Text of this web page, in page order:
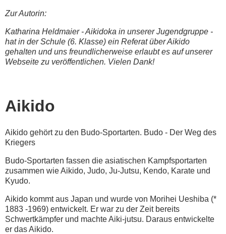
Zur Autorin:
Katharina Heldmaier - Aikidoka in unserer Jugendgruppe -
hat in der Schule (6. Klasse) ein Referat über Aikido
gehalten und uns freundlicherweise erlaubt es auf unserer
Webseite zu veröffentlichen. Vielen Dank!
Aikido
Aikido gehört zu den Budo-Sportarten. Budo - Der Weg des
Kriegers
Budo-Sportarten fassen die asiatischen Kampfsportarten
zusammen wie Aikido, Judo, Ju-Jutsu, Kendo, Karate und
Kyudo.
Aikido kommt aus Japan und wurde von Morihei Ueshiba (*
1883 -1969) entwickelt. Er war zu der Zeit bereits
Schwertkämpfer und machte Aiki-jutsu. Daraus entwickelte
er das Aikido.